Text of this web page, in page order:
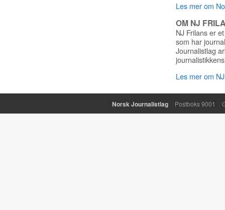
Les mer om
OM NJ
NJ Frilans er
som har
Journalistlag
Les mer om
Norsk Journalistlag Postboks 9001